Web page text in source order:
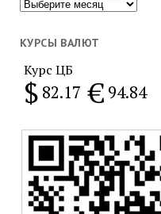
месяц
КУРСЫ ВАЛЮТ
Курс ЦБ
$ 82.17 € 94.84